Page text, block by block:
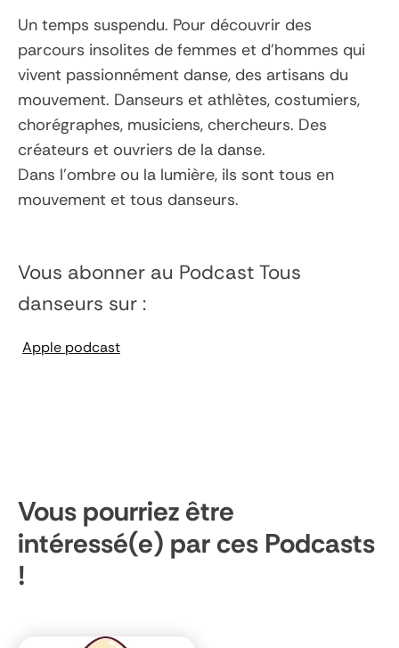
Un temps suspendu. Pour découvrir des
parcours insolites de femmes et d’hommes qui
vivent passionnément danse, des artisans du
mouvement. Danseurs et athlètes, costumiers,
chorégraphes, musiciens, chercheurs. Des
créateurs et ouvriers de la danse.
Dans l’ombre ou la lumière, ils sont tous en
mouvement et tous danseurs.
Vous abonner au Podcast Tous
danseurs sur :
Apple podcast
Vous pourriez être
intéressé(e) par ces Podcasts
!